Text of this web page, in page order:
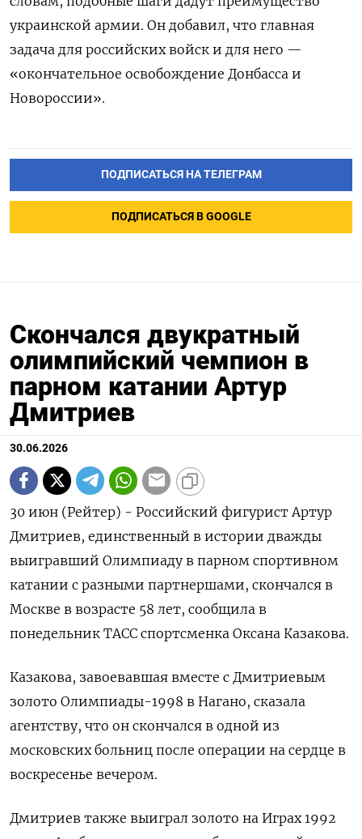
украинской армии. Он добавил, что главная
задача для российских войск и для него —
«окончательное освобождение Донбасса и
Новороссии».
ПОДПИСАТЬСЯ НА ТЕЛЕГРАМ
ПОДПИСАТЬСЯ В GOOGLE
Скончался двукратный
олимпийский чемпион в
парном катании Артур
Дмитриев
30.06.2026
30 июн (Рейтер) - Российский фигурист Артур
Дмитриев, единственный в ‌истории дважды
выигравший Олимпиаду в парном спортивном
катании ​с ​разными партнершами, ​скончался в
⁠Москве ‌в возрасте 58 ‌лет, сообщила в
понедельник ТАСС ​спортсменка Оксана Казакова.
Казакова, ‌завоевавшая вместе с ​Дмитриевым
золото Олимпиады-1998 в ‌Нагано, сказала
агентству, что он скончался ​в одной ​из
‌московских больниц после операции ​на сердце в
воскресенье вечером.
Дмитриев также выиграл золото на Играх 1992